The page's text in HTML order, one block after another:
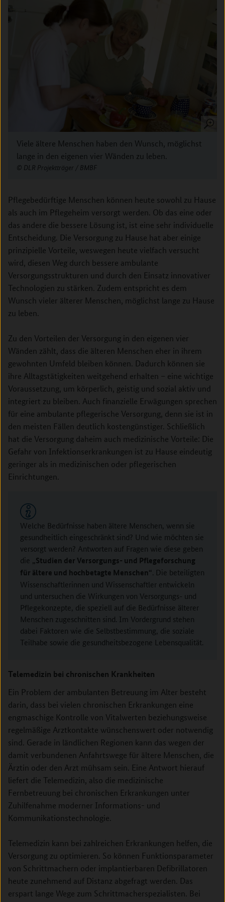
Viele ältere Menschen haben den Wunsch, möglichst
lange in den eigenen vier Wänden zu leben.
DLR Projektträger / BMBF
Pflegebedürftige Menschen können heute sowohl zu Hause
als auch im Pflegeheim versorgt werden. Ob das eine oder
das andere die bessere Lösung ist, ist eine sehr individuelle
Entscheidung. Die Versorgung zu Hause hat aber einige
prinzipielle Vorteile, weswegen heute vielfach versucht
wird, diesen Weg durch bessere ambulante
Versorgungsstrukturen und durch den Einsatz innovativer
Technologien zu stärken. Zudem entspricht es dem
Wunsch vieler älterer Menschen, möglichst lange zu Hause
zu leben.
Zu den Vorteilen der Versorgung in den eigenen vier
Wänden zählt, dass die älteren Menschen eher in ihrem
gewohnten Umfeld bleiben können. Dadurch können sie
ihre Alltagstätigkeiten weitgehend erhalten – eine wichtige
Voraussetzung, um körperlich, geistig und sozial aktiv und
integriert zu bleiben. Auch finanzielle Erwägungen sprechen
für eine ambulante pflegerische Versorgung, denn sie ist in
den meisten Fällen deutlich kostengünstiger. Schließlich
hat die Versorgung daheim auch medizinische Vorteile: Die
Gefahr von Infektionserkrankungen ist zu Hause eindeutig
geringer als in medizinischen oder pflegerischen
Einrichtungen.
Welche Bedürfnisse haben ältere Menschen, wenn sie
gesundheitlich eingeschränkt sind? Und wie möchten sie
versorgt werden? Antworten auf Fragen wie diese geben
die „Studien der Versorgungs- und Pflegeforschung
für ältere und hochbetagte Menschen“. Die beteiligten
Wissenschaftlerinnen und Wissenschaftler entwickeln
und untersuchen die Wirkungen von Versorgungs- und
Pflegekonzepte, die speziell auf die Bedürfnisse älterer
Menschen zugeschnitten sind. Im Vordergrund stehen
dabei Faktoren wie die Selbstbestimmung, die soziale
Teilhabe sowie die gesundheitsbezogene Lebensqualität.
Telemedizin bei chronischen Krankheiten
Ein Problem der ambulanten Betreuung im Alter besteht
darin, dass bei vielen chronischen Erkrankungen eine
engmaschige Kontrolle von Vitalwerten beziehungsweise
regelmäßige Arztkontakte wünschenswert oder notwendig
sind. Gerade in ländlichen Regionen kann das wegen der
damit verbundenen Anfahrtswege für ältere Menschen, die
Ärztin oder den Arzt mühsam sein. Eine Antwort hierauf
liefert die Telemedizin, also die medizinische
Fernbetreuung bei chronischen Erkrankungen unter
Zuhilfenahme moderner Informations- und
Kommunikationstechnologie.
Telemedizin kann bei zahlreichen Erkrankungen helfen, die
Versorgung zu optimieren. So können Funktionsparameter
von Schrittmachern oder implantierbaren Defibrillatoren
heute zunehmend auf Distanz abgefragt werden. Das
erspart lange Wege zum Schrittmacherspezialisten. Bei